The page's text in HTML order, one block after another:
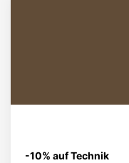
-10% auf Technik